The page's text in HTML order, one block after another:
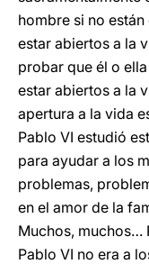
hombre si no
estar abiertos a la
probar que él o
estar abiertos a la
apertura a la vida
Pablo VI estudió
para ayudar a los
problemas,
en el amor de la
Muchos, muchos…
Pablo VI no era a